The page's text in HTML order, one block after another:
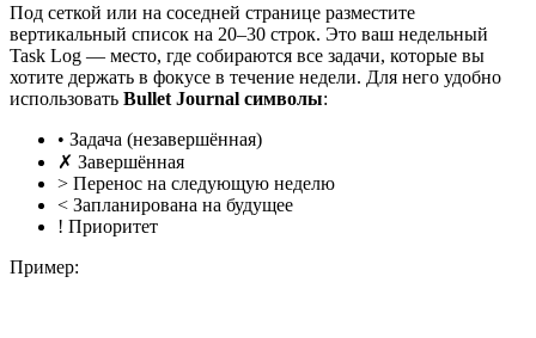
Под сеткой или на соседней странице разместите
вертикальный список на 20–30 строк. Это ваш недельный
Task Log — место, где собираются все задачи, которые вы
хотите держать в фокусе в течение недели. Для него удобно
использовать Bullet Journal символы:
• Задача (незавершённая)
✗ Завершённая
> Перенос на следующую неделю
< Запланирована на будущее
! Приоритет
Пример: